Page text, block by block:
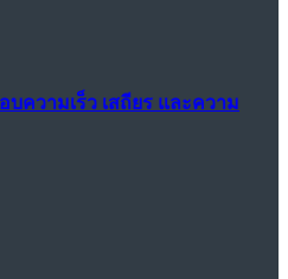
บความเร็ว เสถียร และความ